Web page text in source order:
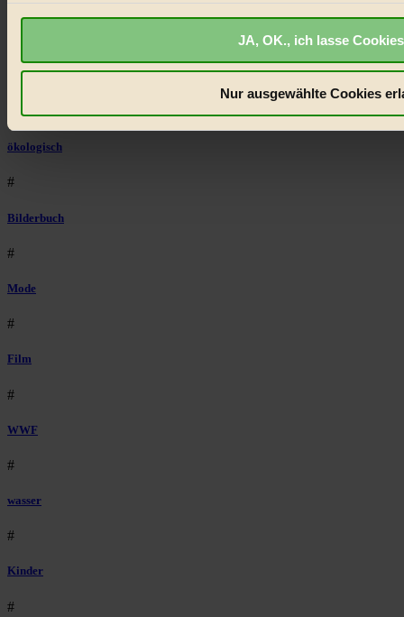
JA, OK., ich lasse
Nur ausgewählte Cookies
Räder
Umweltschutz
ökologisch
#
Bilderbuch
#
Mode
#
Film
#
WWF
#
wasser
#
Kinder
#